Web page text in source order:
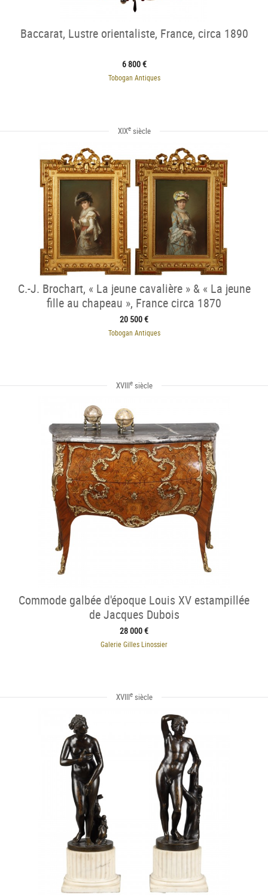
Baccarat, Lustre orientaliste, France, circa 1890
6 800 €
Tobogan Antiques
XIXesiècle
C.-J. Brochart, « La jeune cavalière » & « La jeune
fille au chapeau », France circa 1870
20 500 €
Tobogan Antiques
XVIIIesiècle
Commode galbée d'époque Louis XV estampillée
de Jacques Dubois
28 000 €
Galerie Gilles Linossier
XVIIIesiècle